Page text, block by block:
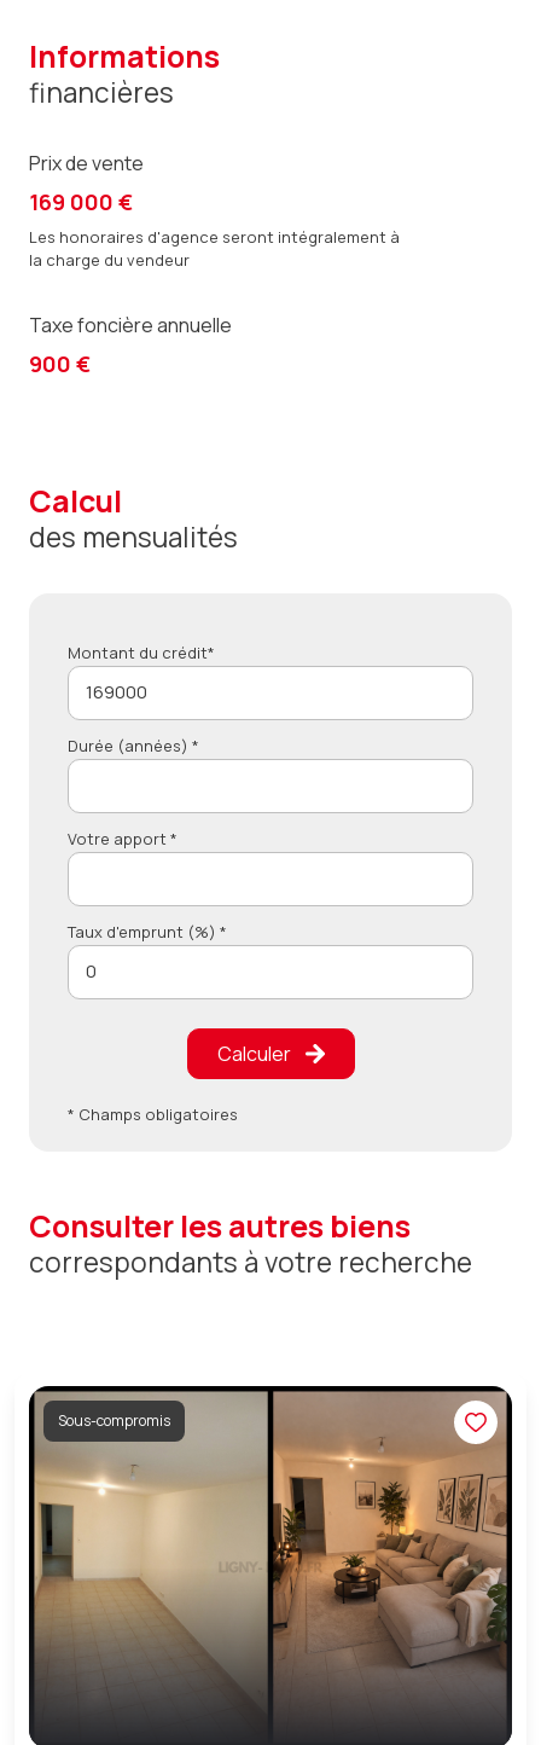
informations
financières
Prix de vente
169 000 €
Les honoraires d'agence seront intégralement à
la charge du vendeur
Taxe foncière annuelle
900 €
calcul
des mensualités
Montant du crédit*
Durée (années) *
Votre apport *
Taux d'emprunt (%) *
Calculer
* Champs obligatoires
consulter les autres biens
correspondants à votre recherche
Sous-compromis